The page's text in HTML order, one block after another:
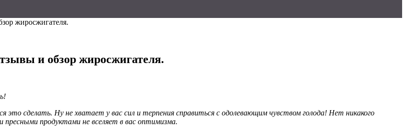
жиросжигателя.
и обзор жиросжигателя.
сделать. Ну не хватает у вас сил и терпения справиться с одолевающим чувством голода! Нет никакого
продуктами не вселяет в вас оптимизма.